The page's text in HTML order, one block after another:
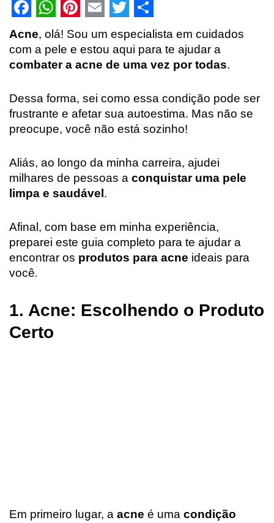
F
a
c
b
o
k
W
h
a
s
A
p
P
i
n
e
r
s
t
E
m
a
l
T
w
i
t
e
S
h
a
e
Acne, olá! Sou um especialista em cuidados
com a pele e estou aqui para te ajudar a
combater a acne de uma vez por todas.
Dessa forma, sei como essa condição pode ser
frustrante e afetar sua autoestima. Mas não se
preocupe, você não está sozinho!
Aliás, ao longo da minha carreira, ajudei
milhares de pessoas a conquistar uma pele
limpa e saudável .
Afinal, com base em minha experiência,
preparei este guia completo para te ajudar a
encontrar os produtos para acne ideais para
você.
1. Acne: Escolhendo o Produto
Certo
Em primeiro lugar, a acne é uma condição